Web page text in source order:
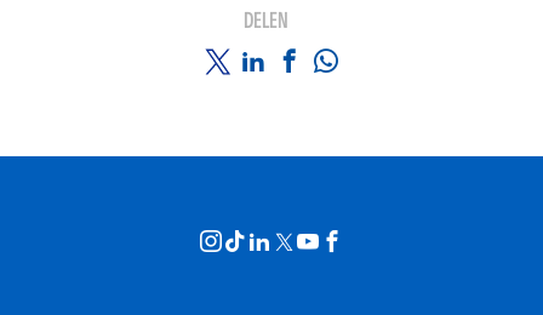
DELEN